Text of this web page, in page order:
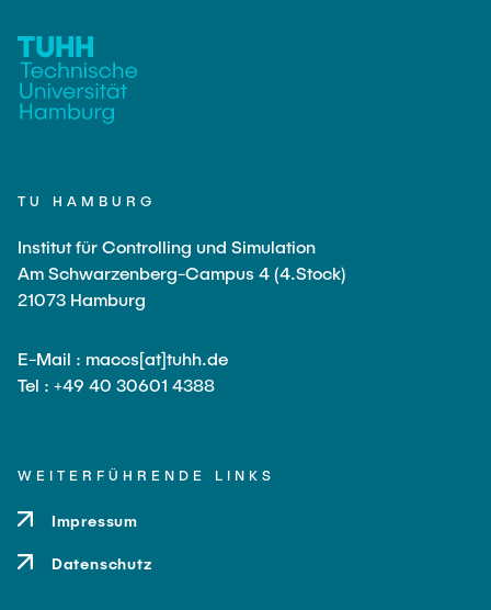
TU HAMBURG
Institut für Controlling und Simulation
Am Schwarzenberg-Campus 4 (4.Stock)
21073 Hamburg
E-Mail : maccs[at]tuhh.de
Tel : +49 40 30601 4388
WEITERFÜHRENDE LINKS
Impressum
Datenschutz